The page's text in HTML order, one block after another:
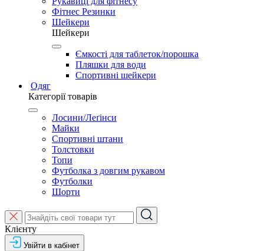
Фітнес Резинки
Шейкери
Шейкери
Ємкості для таблеток/порошка
Пляшки для води
Спортивні шейкери
Одяг
Категорії товарів
Лосини/Леґінси
Майки
Спортивні штани
Толстовки
Топи
Футболка з довгим рукавом
Футболки
Шорти
Клієнту
Увійти в кабінет